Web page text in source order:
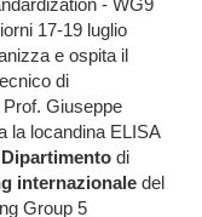
- WG9
17-19 luglio
e ospita il
di
Giuseppe
la locandina ELISA
Dipartimento di
internazionale del
Group 5